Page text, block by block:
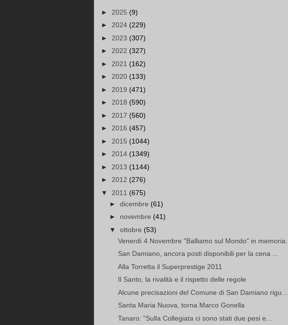
► 2025 (9)
► 2024 (229)
► 2023 (307)
► 2022 (327)
► 2021 (162)
► 2020 (133)
► 2019 (471)
► 2018 (590)
► 2017 (560)
► 2016 (457)
► 2015 (1044)
► 2014 (1349)
► 2013 (1144)
► 2012 (276)
▼ 2011 (675)
► dicembre (61)
► novembre (41)
▼ ottobre (53)
Venerdì 4 Novembre "Balliamo sul Mondo" in memoria...
San Damiano, ancora posti disponibili per la cena ...
Alla Torretta il Superprestige 2011
Il Santo, la rivalità e il rispetto delle regole
Alcune precisazioni del Comune di San Damiano rigu...
Santa Maria Nuova, torna Marco Gonella
Tanaro: "Sulla Collegiata ci sono stati due pesi e...